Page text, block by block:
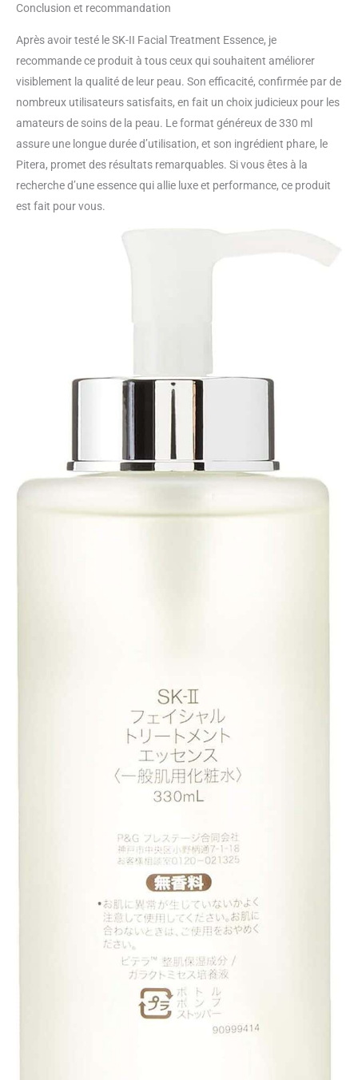
Conclusion et recommandation
Après avoir testé le SK-II Facial Treatment Essence, je
recommande ce produit à tous ceux qui souhaitent améliorer
visiblement la qualité de leur peau. Son efficacité, confirmée par de
nombreux utilisateurs satisfaits, en fait un choix judicieux pour les
amateurs de soins de la peau. Le format généreux de 330 ml
assure une longue durée d’utilisation, et son ingrédient phare, le
Pitera, promet des résultats remarquables. Si vous êtes à la
recherche d’une essence qui allie luxe et performance, ce produit
est fait pour vous.